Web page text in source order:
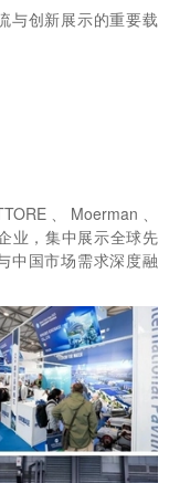
与创新展示的重要载
、Moerman、
业，集中展示全球先
中国市场需求深度融